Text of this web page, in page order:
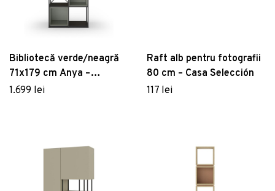
Bibliotecă verde/neagră
71x179 cm Anya –
Marckeric
1.699 lei
Raft alb pentru fotografii
80 cm – Casa Selección
117 lei